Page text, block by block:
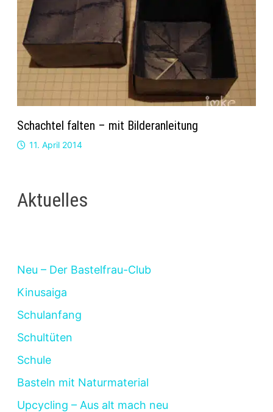
Schachtel falten – mit Bilderanleitung
11. April 2014
Aktuelles
Neu – Der Bastelfrau-Club
Kinusaiga
Schulanfang
Schultüten
Schule
Basteln mit Naturmaterial
Upcycling – Aus alt mach neu